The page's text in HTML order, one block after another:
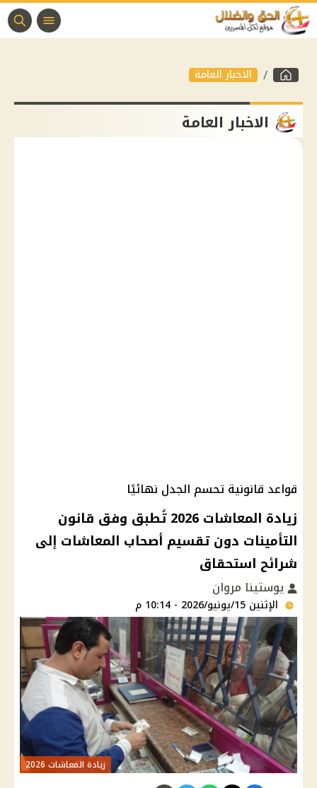
الاخبار العامة
الاخبار العامة
قواعد قانونية تحسم الجدل نهائيًا
زيادة المعاشات 2026 تُطبق وفق قانون
التأمينات دون تقسيم أصحاب المعاشات إلى
شرائح استحقاق
يوستينا مروان
الإثنين 15/يونيو/2026 - 10:14 م
زيادة المعاشات 2026